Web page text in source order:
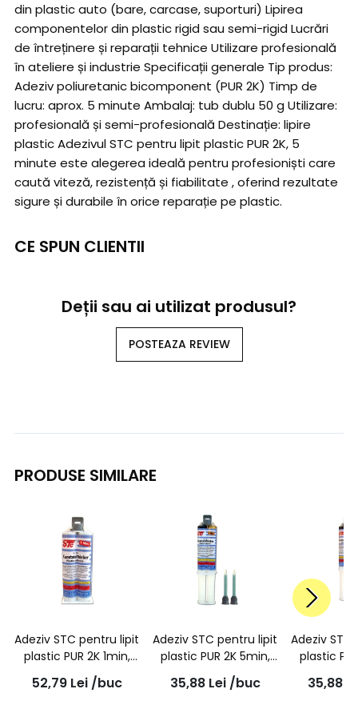
din plastic auto (bare, carcase, suporturi) Lipirea
componentelor din plastic rigid sau semi-rigid Lucrări
de întreținere și reparații tehnice Utilizare profesională
în ateliere și industrie Specificații generale Tip produs:
Adeziv poliuretanic bicomponent (PUR 2K) Timp de
lucru: aprox. 5 minute Ambalaj: tub dublu 50 g Utilizare:
profesională și semi-profesională Destinație: lipire
plastic Adezivul STC pentru lipit plastic PUR 2K, 5
minute este alegerea ideală pentru profesioniști care
caută viteză, rezistență și fiabilitate , oferind rezultate
sigure și durabile în orice reparație pe plastic.
CE SPUN CLIENTII
Deții sau ai utilizat produsul?
POSTEAZA REVIEW
PRODUSE SIMILARE
Adeziv STC pentru lipit
plastic PUR 2K 1min,
tub dublu 50g
52,79 Lei /buc
Adeziv STC pentru lipit
plastic PUR 2K 5min,
seringa dubla + 2
mixere 25g
35,88 Lei /buc
Adeziv
plastic
35,88